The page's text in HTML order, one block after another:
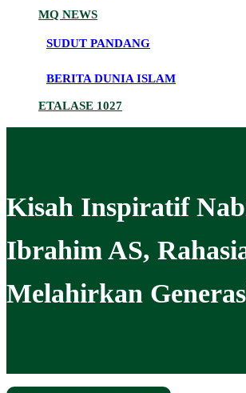
MQ NEWS
SUDUT PANDANG
BERITA DUNIA ISLAM
ETALASE 1027
Kisah Inspiratif
Ibrahim AS,
Melahirkan